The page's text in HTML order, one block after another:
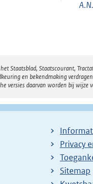
Staatsblad, Staatscourant,
en bekendmaking
versies daarvan worden bij wijze
Privacy
Sitemap